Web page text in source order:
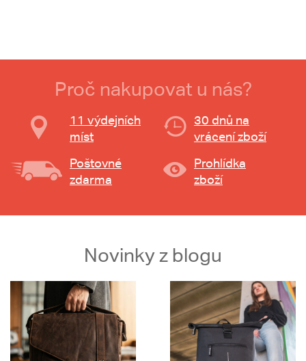
Proč nakupovat u nás?
11 výdejních
míst
30 dnů na
vrácení zboží
Poštovné
zdarma
Prohlídka
zboží
Novinky z blogu